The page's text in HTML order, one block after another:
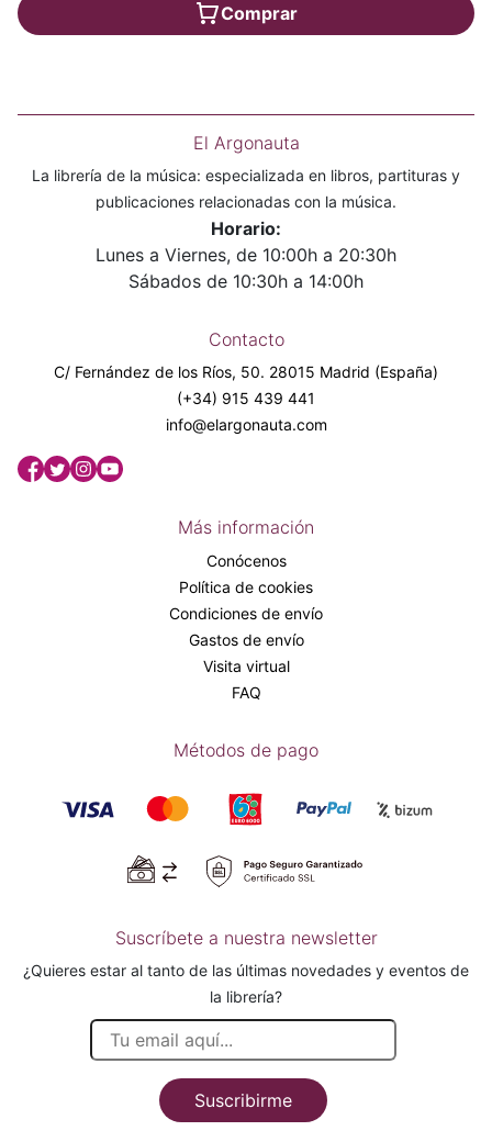
Comprar
El Argonauta
La librería de la música: especializada en libros, partituras y
publicaciones relacionadas con la música.
Horario:
Lunes a Viernes, de 10:00h a 20:30h
Sábados de 10:30h a 14:00h
Contacto
C/ Fernández de los Ríos, 50. 28015 Madrid (España)
(+34) 915 439 441
info@elargonauta.com
Más información
Conócenos
Política de cookies
Condiciones de envío
Gastos de envío
Visita virtual
FAQ
Métodos de pago
Suscríbete a nuestra newsletter
¿Quieres estar al tanto de las últimas novedades y eventos de
la librería?
Suscribirme